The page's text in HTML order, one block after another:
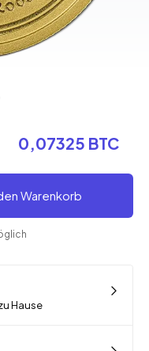
0,07325 BTC
Warenkorb
Hause